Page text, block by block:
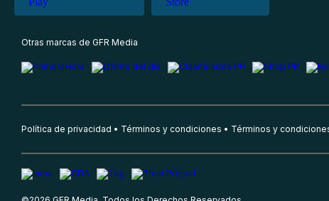
Otras marcas de GFR Media
Política de privacidad Términos y condiciones Términos y